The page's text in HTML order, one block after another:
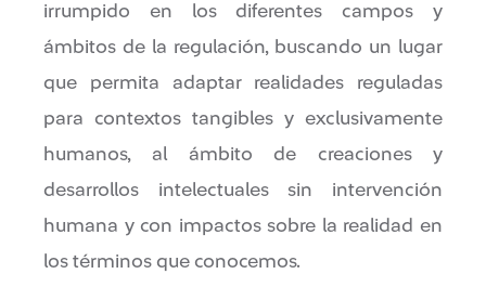
irrumpido en los diferentes campos y
ámbitos de la regulación, buscando un lugar
que permita adaptar realidades reguladas
para contextos tangibles y exclusivamente
humanos, al ámbito de creaciones y
desarrollos intelectuales sin intervención
humana y con impactos sobre la realidad en
los términos que conocemos.